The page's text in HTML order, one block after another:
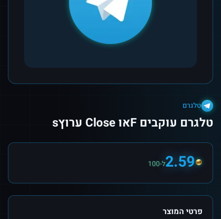
טלגרם
טלגרם עוקבים Fאו Close ערוץs
2.59ל-100
פרטי המוצר